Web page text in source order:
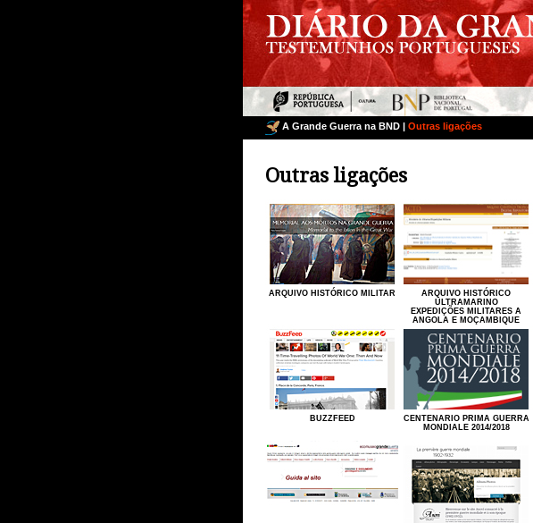
A Grande Guerra na BND | Outras ligações
Outras ligações
ARQUIVO HISTÓRICO MILITAR
ARQUIVO HISTÓRICO
ULTRAMARINO
EXPEDIÇÕES MILITARES A
ANGOLA E MOÇAMBIQUE
BUZZFEED
CENTENARIO PRIMA GUERRA
MONDIALE 2014/2018